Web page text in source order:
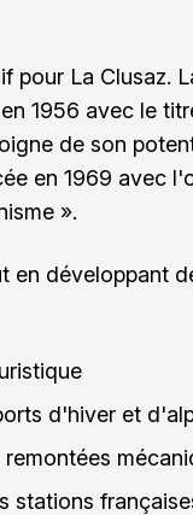
pour La Clusaz.
1956 avec le
de son
en 1969 avec
».
en développant
d'hiver et
stations